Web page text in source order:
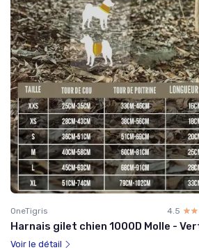
OneTigris 4.5
Harnais gilet chien 1000D Molle -
Voir le détail